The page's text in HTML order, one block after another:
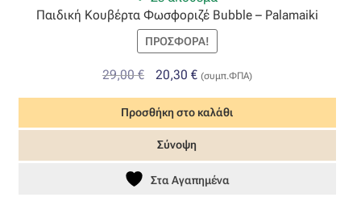
Παιδική Κουβέρτα Φωσφοριζέ Bubble – Palamaiki
ΠΡΟΣΦΟΡΆ!
29,00€
Original
was:
29,00 €.
20,30 €Η
τιμή
είναι:
(συμπ.ΦΠΑ)
Προσθήκη στο καλάθι
Σύνοψη
Στα Αγαπημένα